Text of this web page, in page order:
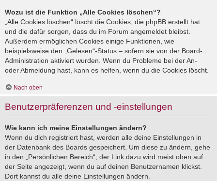
Wozu ist die Funktion „Alle Cookies löschen“?
„Alle Cookies löschen“ löscht die Cookies, die phpBB erstellt hat
und die dafür sorgen, dass du im Forum angemeldet bleibst.
Außerdem ermöglichen Cookies einige Funktionen, wie
beispielsweise den „Gelesen“-Status – sofern sie von der Board-
Administration aktiviert wurden. Wenn du Probleme bei der An-
oder Abmeldung hast, kann es helfen, wenn du die Cookies löscht.
Nach oben
Benutzerpräferenzen und -einstellungen
Wie kann ich meine Einstellungen ändern?
Wenn du dich registriert hast, werden alle deine Einstellungen in
der Datenbank des Boards gespeichert. Um diese zu ändern, gehe
in den „Persönlichen Bereich“; der Link dazu wird meist oben auf
der Seite angezeigt, wenn du auf deinen Benutzernamen klickst.
Dort kannst du alle deine Einstellungen ändern.